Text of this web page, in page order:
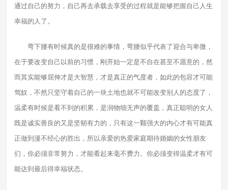
通过自己的努力，自己再去承载去享受的过程就是能够把握自己人生
幸福的人了。
弯下腰有时候真的是很难的事情，弯腰似乎代表了迎合与卑微，
在于要改变自己以前的习惯，刚开始一定是不自在甚至不愿意的，然
而其实能够屈伸才是大智慧，才是真正的气度者，如此的包容才可能
驾奴，不然只坚守着自己的一块土地也就不可能改变别人的态度了，
温柔有时候是看不到的积累，是润物细无声的覆盖，真正聪明的女人
既是诚实善良的又是坚韧有力的，只有这一颗强大的内心才有可能真
正做到漫不经心的胜出，所以亲爱的热爱家庭期待婚姻的女性朋友
们，你必须非常努力，才能看起来毫不费力。你必须变得温柔才有可
能达到最后得幸福状态。